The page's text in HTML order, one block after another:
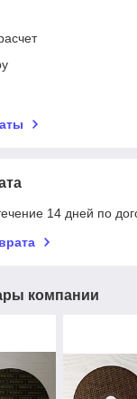
14 дней по
компании